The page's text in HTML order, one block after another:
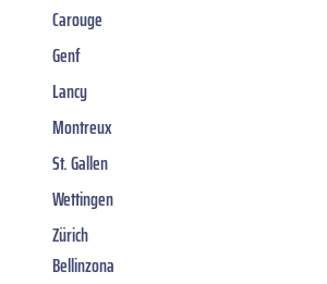
Carouge
Genf
Lancy
Montreux
St. Gallen
Wettingen
Zürich
Bellinzona